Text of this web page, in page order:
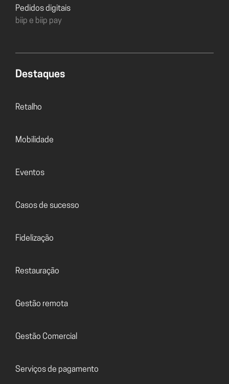
Pedidos digitais
biip e biip pay
Destaques
Retalho
Mobilidade
Eventos
Casos de sucesso
Fidelização
Restauração
Gestão remota
Gestão Comercial
Serviços de pagamento